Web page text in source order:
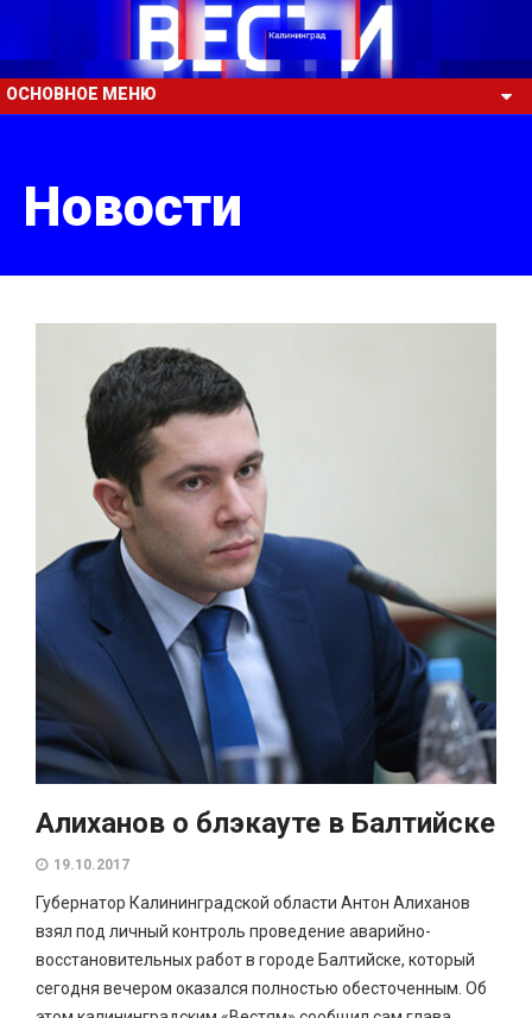
ОСНОВНОЕ МЕНЮ
Новости
Алиханов о блэкауте в Балтийске
19.10.2017
Губернатор Калининградской области Антон Алиханов
взял под личный контроль проведение аварийно-
восстановительных работ в городе Балтийске, который
сегодня вечером оказался полностью обесточенным. Об